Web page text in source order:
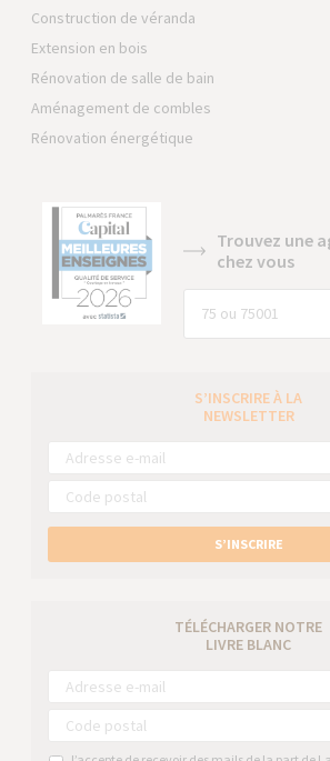
Construction de véranda
Extension en bois
Rénovation de salle de bain
Aménagement de combles
Rénovation énergétique
Trouvez une
chez vous
S’INSCRIRE À LA
NEWSLETTER
S’INSCRIRE
TÉLÉCHARGER NOTRE
LIVRE BLANC